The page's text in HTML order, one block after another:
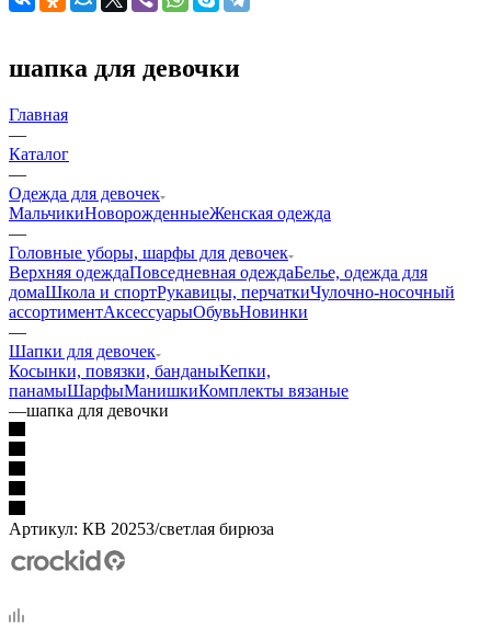
шапка для девочки
Главная
—
Каталог
—
Одежда для девочек
МальчикиНоворожденныеЖенская одежда
—
Головные уборы, шарфы для девочек
Верхняя одеждаПовседневная одеждаБелье, одежда для
домаШкола и спортРукавицы, перчаткиЧулочно-носочный
ассортиментАксессуарыОбувьНовинки
—
Шапки для девочек
Косынки, повязки, банданыКепки,
панамыШарфыМанишкиКомплекты вязаные
—шапка для девочки
Артикул: КВ 20253/светлая бирюза